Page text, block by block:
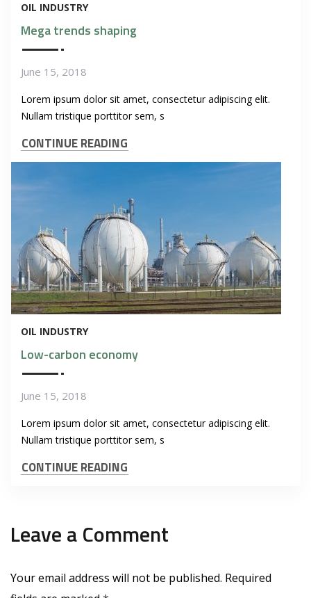
OIL INDUSTRY
Mega trends shaping
June 15, 2018
Lorem ipsum dolor sit amet, consectetur adipiscing elit.
Nullam tristique porttitor sem, s
CONTINUE READING
OIL INDUSTRY
Low-carbon economy
June 15, 2018
Lorem ipsum dolor sit amet, consectetur adipiscing elit.
Nullam tristique porttitor sem, s
CONTINUE READING
Leave a Comment
Your email address will not be published. Required